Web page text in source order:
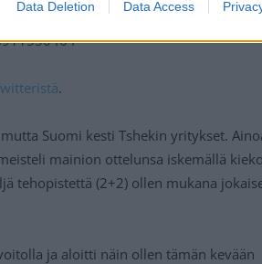
Data Deletion Data Access
.
Suomi kesti Tshekin yritykset.
mainion ottelunsa iskemällä
tehopistettä (2+2) ollen mukana
ja aloitti näin ollen tämän kevään